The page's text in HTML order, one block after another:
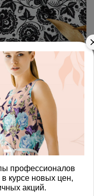
арт.4287380_muslin
хохлома
профессионалов
курсе новых цен,
акций.